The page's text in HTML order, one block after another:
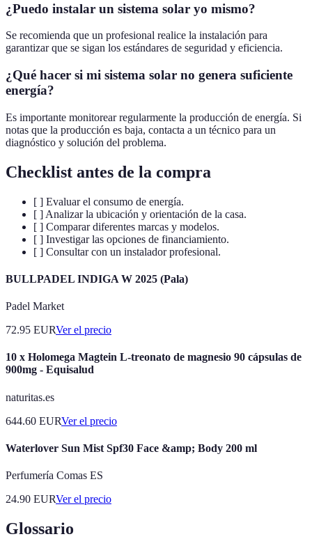
¿Puedo instalar un sistema solar yo mismo?
Se recomienda que un profesional realice la instalación para
garantizar que se sigan los estándares de seguridad y eficiencia.
¿Qué hacer si mi sistema solar no genera suficiente
energía?
Es importante monitorear regularmente la producción de energía. Si
notas que la producción es baja, contacta a un técnico para un
diagnóstico y solución del problema.
Checklist antes de la compra
[ ] Evaluar el consumo de energía.
[ ] Analizar la ubicación y orientación de la casa.
[ ] Comparar diferentes marcas y modelos.
[ ] Investigar las opciones de financiamiento.
[ ] Consultar con un instalador profesional.
BULLPADEL INDIGA W 2025 (Pala)
Padel Market
72.95 EURVer el precio
10 x Holomega Magtein L-treonato de magnesio 90 cápsulas de
900mg - Equisalud
naturitas.es
644.60 EURVer el precio
Waterlover Sun Mist Spf30 Face &amp; Body 200 ml
Perfumería Comas ES
24.90 EURVer el precio
Glossario